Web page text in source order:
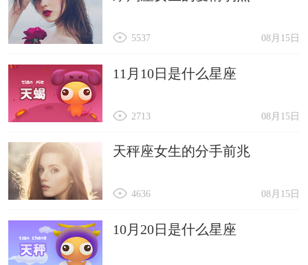
08月15日
5537
11月10日是什么星座
08月15日
2713
天秤座女生的分手前兆
08月15日
4636
10月20日是什么星座